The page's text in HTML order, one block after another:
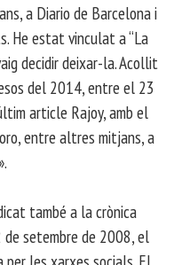
a Diario de Barcelona i
He estat vinculat a “La
decidir deixar-la. Acollit
del 2014, entre el 23
article Rajoy, amb el
entre altres mitjans, a
també a la crònica
de setembre de 2008, el